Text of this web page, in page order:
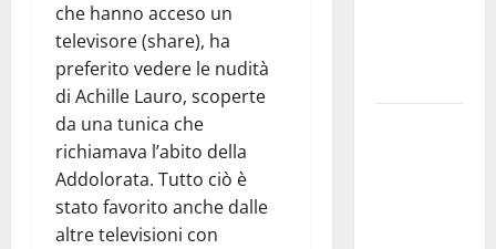
che hanno acceso un
televisore (share), ha
preferito vedere le nudità
di Achille Lauro, scoperte
da una tunica che
richiamava l’abito della
Addolorata. Tutto ciò è
stato favorito anche dalle
altre televisioni con